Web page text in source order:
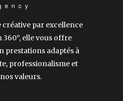
créative par excellence
elle vous offre
prestations adaptés à
professionalisme et
valeurs.